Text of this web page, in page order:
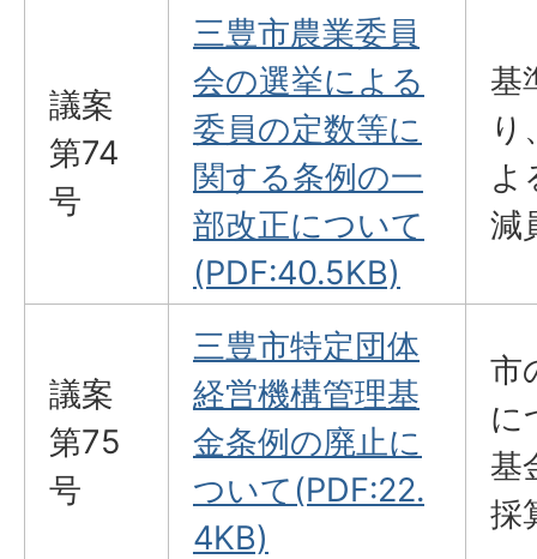
議案
第74
号
三豊市農業委員
会の選挙による
委員の定数等に
関する条例の一
部改正について
(PDF:40.5KB)
基
り
よ
減
議案
第75
号
三豊市特定団体
経営機構管理基
金条例の廃止に
ついて(PDF:22.
4KB)
市
に
基
採